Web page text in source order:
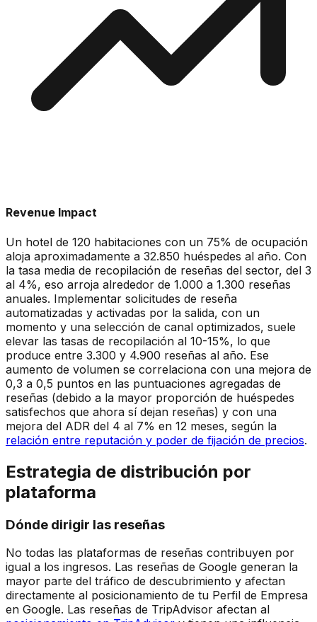
Revenue Impact
Un hotel de 120 habitaciones con un 75% de ocupación
aloja aproximadamente a 32.850 huéspedes al año. Con
la tasa media de recopilación de reseñas del sector, del 3
al 4%, eso arroja alrededor de 1.000 a 1.300 reseñas
anuales. Implementar solicitudes de reseña
automatizadas y activadas por la salida, con un
momento y una selección de canal optimizados, suele
elevar las tasas de recopilación al 10-15%, lo que
produce entre 3.300 y 4.900 reseñas al año. Ese
aumento de volumen se correlaciona con una mejora de
0,3 a 0,5 puntos en las puntuaciones agregadas de
reseñas (debido a la mayor proporción de huéspedes
satisfechos que ahora sí dejan reseñas) y con una
mejora del ADR del 4 al 7% en 12 meses, según la
relación entre reputación y poder de fijación de precios.
Estrategia de distribución por
plataforma
Dónde dirigir las reseñas
No todas las plataformas de reseñas contribuyen por
igual a los ingresos. Las reseñas de Google generan la
mayor parte del tráfico de descubrimiento y afectan
directamente al posicionamiento de tu Perfil de Empresa
en Google. Las reseñas de TripAdvisor afectan al